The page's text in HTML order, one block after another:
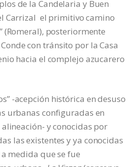
de la Candelaria y Buen
Carrizal el primitivo camino
(Romeral), posteriormente
con tránsito por la Casa
hacia el complejo azucarero
-acepción histórica en desuso
urbanas configuradas en
y conocidas por
las existentes y ya conocidas
medida que se fue